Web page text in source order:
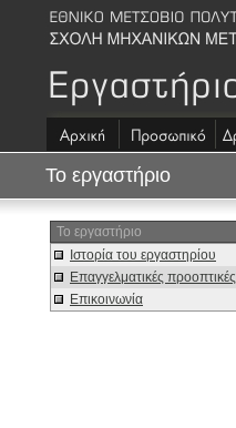
Το εργαστήριο
Το εργαστήριο
Iστορία του εργαστηρίου
Επαγγελματικές προοπτικές
Επικοινωνία